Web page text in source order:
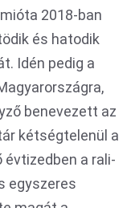
2018-ban
és hatodik
Idén pedig a
benevezett az
kétségtelenül a
évtizedben a rali-
egyszeres